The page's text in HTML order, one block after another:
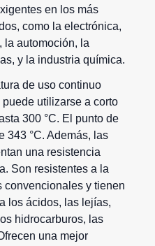
en los más
como la electrónica,
la automoción, la
y la industria química.
de uso continuo
utilizarse a corto
300 °C. El punto de
343 °C. Además, las
una resistencia
Son resistentes a la
convencionales y tienen
los ácidos, las lejías,
hidrocarburos, las
una mejor